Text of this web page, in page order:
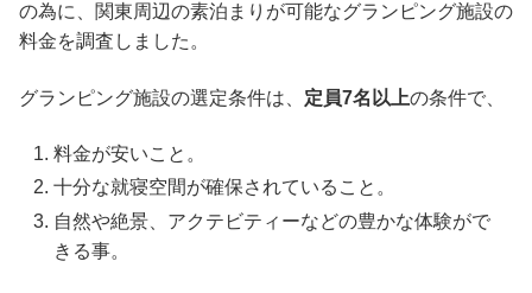
の為に、関東周辺の素泊まりが可能なグランピング施設の
料金を調査しました。
グランピング施設の選定条件は、 定員7名以上の条件で、
料金が安いこと。
十分な就寝空間が確保されていること。
自然や絶景、アクテビティーなどの豊かな体験がで
きる事。